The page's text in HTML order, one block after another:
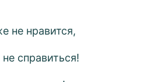
не нравится,
справиться!